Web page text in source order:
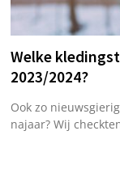
Welke
2023/2024?
Ook zo
najaar? Wij